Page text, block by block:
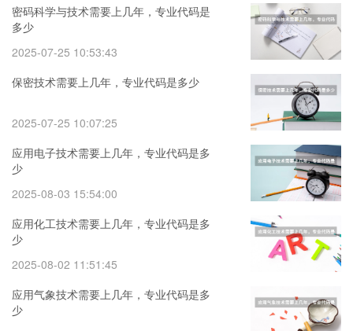
密码科学与技术需要上几年，专业代码是
多少
2025-07-25 10:53:43
保密技术需要上几年，专业代码是多少
2025-07-25 10:07:25
应用电子技术需要上几年，专业代码是多
少
2025-08-03 15:54:00
应用化工技术需要上几年，专业代码是多
少
2025-08-02 11:51:45
应用气象技术需要上几年，专业代码是多
少